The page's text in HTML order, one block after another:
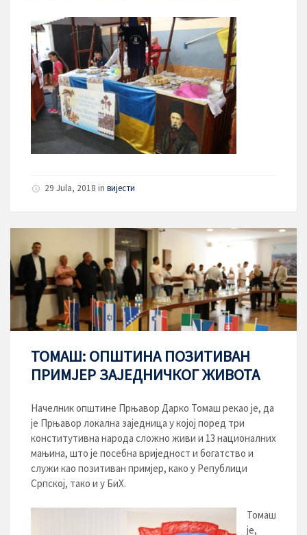
29 Jula, 2018 in вијести
ТОМАШ: ОПШТИНА ПОЗИТИВАН
ПРИМЈЕР ЗАЈЕДНИЧКОГ ЖИВОТА
Начелник општине Прњавор Дарко Томаш рекао је, да
је Прњавор локална заједница у којој поред три
конститутивна народа сложно живи и 13 националних
мањина, што је посебна вриједност и богатство и
служи као позитиван примјер, како у Републици
Српској, тако и у БиХ.
Томаш
је,